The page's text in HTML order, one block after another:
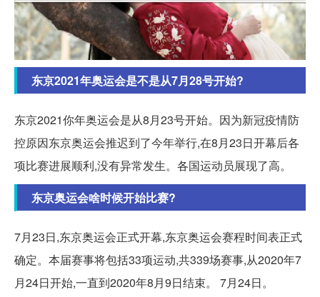
东京2021年奥运会是不是从7月28号开始?
东京2021你年奥运会是从8月23号开始。因为新冠疫情防
控原因东京奥运会推迟到了今年举行,在8月23日开幕后各
项比赛进展顺利,没有异常发生。各国运动员展现了高。
东京奥运会啥时候开始比赛?
7月23日,东京奥运会正式开幕,东京奥运会赛程时间表正式
确定。本届赛事将包括33项运动,共339场赛事,从2020年7
月24日开始,一直到2020年8月9日结束。 7月24日。